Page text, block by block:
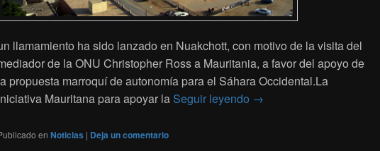
llamamiento ha sido lanzado en Nuakchott, con motivo de la visita del
de la ONU Christopher Ross a Mauritania, a favor del apoyo de
propuesta marroquí de autonomía para el Sáhara Occidental.La
Mauritana para apoyar la Seguir leyendo Mauritania:
→
en Noticias | Deja un comentario